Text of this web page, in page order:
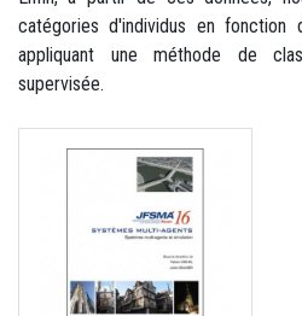
catégories d'individus en fonction
appliquant une méthode de
supervisée.